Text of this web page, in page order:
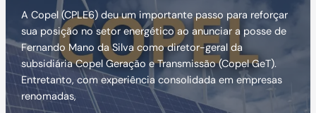
A Copel (CPLE6) deu um importante passo para reforçar
sua posição no setor energético ao anunciar a posse de
Fernando Mano da Silva como diretor-geral da
subsidiária Copel Geração e Transmissão (Copel GeT).
Entretanto, com experiência consolidada em empresas
renomadas,